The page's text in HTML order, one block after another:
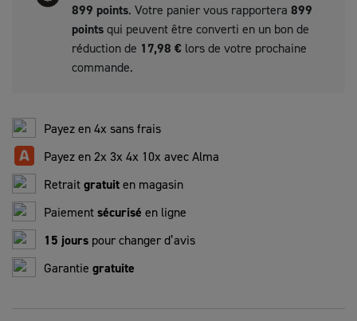
899 points. Votre panier vous rapportera 899
pointsqui peuvent être converti en un bon de
réduction de 17,98 €lors de votre prochaine
commande.
Payez en 4x sans frais
Payez en 2x 3x 4x 10x avec Alma
Retraitgratuiten magasin
Paiementsécurisé en ligne
15 jours pour changer d’avis
Garantie gratuite